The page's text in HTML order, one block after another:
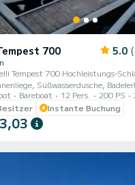
700 5.0
Tempest 700 Hochleistungs-
Süßwasserdusche,
gegen Aufpreis erhältlich Hunde
verboten an Bord Schuhe verboten an Bord
Bareboat 12 Pers. 200 PS
Instante Buchung